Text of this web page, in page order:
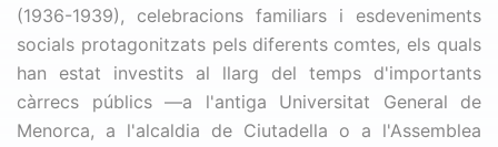
(1936-1939), celebracions familiars i esdeveniments
socials protagonitzats pels diferents comtes, els quals
han estat investits al llarg del temps d'importants
càrrecs públics —a l'antiga Universitat General de
Menorca, a l'alcaldia de Ciutadella o a l'Assemblea